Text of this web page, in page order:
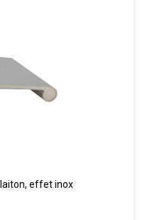
effet inox